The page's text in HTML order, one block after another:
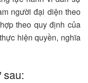
người đại diện theo
theo quy định của
hiện quyền, nghĩa
sau: